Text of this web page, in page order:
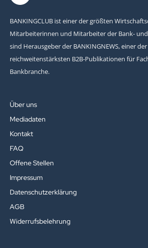
BANKINGCLUB ist einer der größten
Mitarbeiterinnen und Mitarbeiter der Bank-
sind Herausgeber der BANKINGNEWS, einer der
reichweitenstärksten B2B-Publikationen für
Bankbranche.
Über uns
Mediadaten
Kontakt
FAQ
Offene Stellen
Impressum
Datenschutzerklärung
AGB
Widerrufsbelehrung